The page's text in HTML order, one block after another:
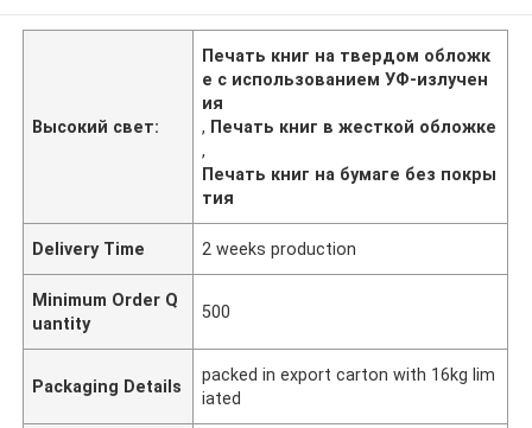
Высокий свет:
Печать книг на твердом обложк
е с использованием УФ-излучен
ия
, Печать книг в жесткой обложке
,
Печать книг на бумаге без покры
тия
Delivery Time 2 weeks production
Minimum Order Q
uantity
500
Packaging Details
packed in export carton with 16kg lim
iated